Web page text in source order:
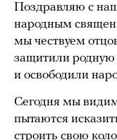
Поздравляю с
народным
мы чествуем
защитили
и освободили
Сегодня мы
пытаются
строить свою